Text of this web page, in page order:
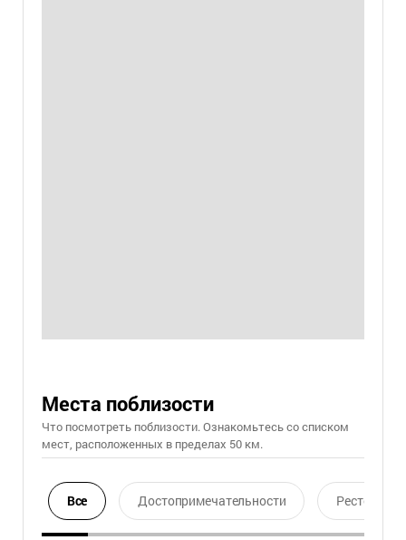
Места поблизости
Что посмотреть поблизости. Ознакомьтесь со списком
мест, расположенных в пределах 50 км.
Все Достопримечательности Ресторан